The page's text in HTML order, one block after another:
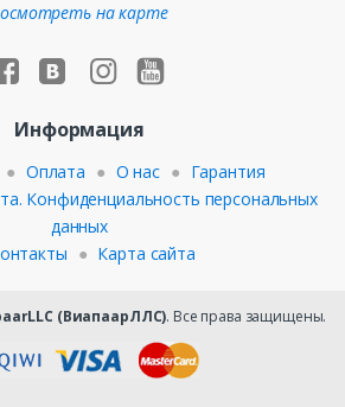
на карте
Информация
Оплата О нас
Гарантия
Конфиденциальность персональных
данных
Карта сайта
(ВиапаарЛЛС). Все права защищены.